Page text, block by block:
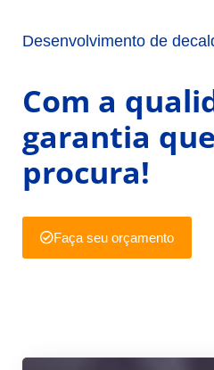
Desenvolvimento de
Com a
garantia
procura!
Faça seu orçamento